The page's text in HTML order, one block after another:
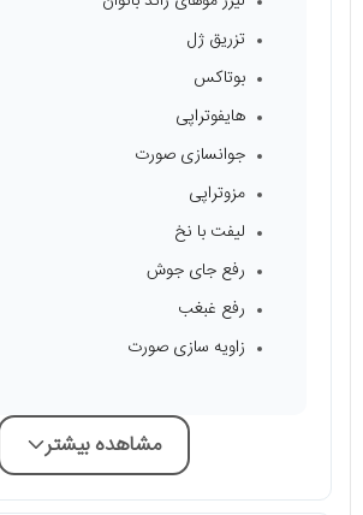
تزریق ژل
بوتاکس
هایفوتراپی
جوانسازی صورت
مزوتراپی
لیفت با نخ
رفع جای جوش
رفع غبغب
زاویه سازی صورت
مشاهده بیشتر